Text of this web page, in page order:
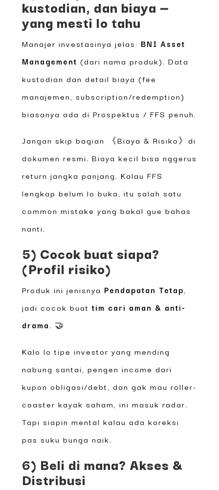
kustodian, dan biaya —
yang mesti lo tahu
Manajer investasinya jelas: BNI Asset
Management (dari nama produk). Data
kustodian dan detail biaya (fee
manajemen, subscription/redemption)
biasanya ada di Prospektus / FFS penuh.
Jangan skip bagian 《Biaya & Risiko》di
dokumen resmi. Biaya kecil bisa nggerus
return jangka panjang. Kalau FFS
lengkap belum lo buka, itu salah satu
common mistake yang bakal gue bahas
nanti.
5) Cocok buat siapa?
(Profil risiko)
Produk ini jenisnya Pendapatan Tetap
jadi cocok buattim cari aman & anti-
drama. 🤝
Kalo lo tipe investor yang mending
nabung santai, pengen income dari
kupon obligasi/debt, dan gak mau roller-
coaster kayak saham, ini masuk radar.
Tapi siapin mental kalau ada koreksi
pas suku bunga naik.
6) Beli di mana? Akses &
Distribusi